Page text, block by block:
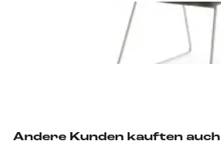
Andere Kunden kauften auch